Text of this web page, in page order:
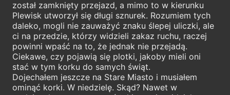
został zamknięty przejazd, a mimo to w kierunku
Plewisk utworzył się długi sznurek. Rozumiem tych
daleko, mogli nie zauważyć znaku ślepej uliczki, ale
ci na przedzie, którzy widzieli zakaz ruchu, raczej
powinni wpaść na to, że jednak nie przejadą.
Ciekawe, czy pojawią się plotki, jakoby mieli oni
stać w tym korku do samych świąt.
Dojechałem jeszcze na Stare Miasto i musiałem
ominąć korki. W niedzielę. Skąd? Nawet w